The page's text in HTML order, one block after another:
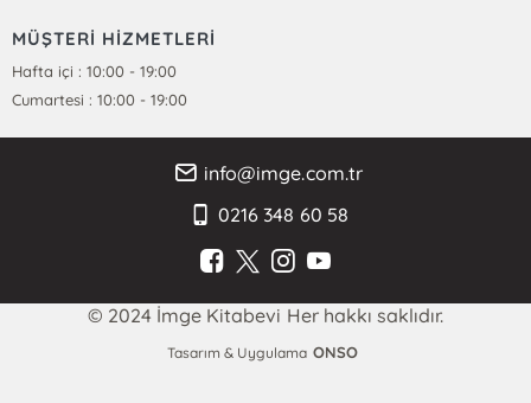
MÜŞTERİ HİZMETLERİ
Hafta içi : 10:00 - 19:00
Cumartesi : 10:00 - 19:00
info@imge.com.tr
0216 348 60 58
© 2024 İmge Kitabevi Her hakkı saklıdır.
Tasarım & Uygulama ONSO